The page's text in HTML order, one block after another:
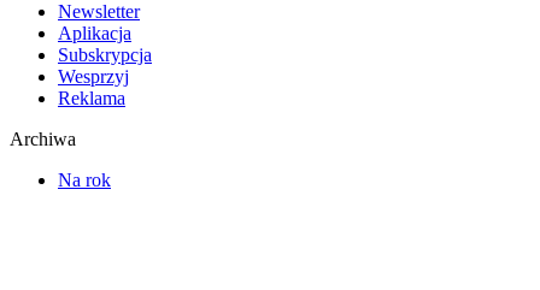
Newsletter
Aplikacja
Subskrypcja
Wesprzyj
Reklama
Archiwa
Na rok